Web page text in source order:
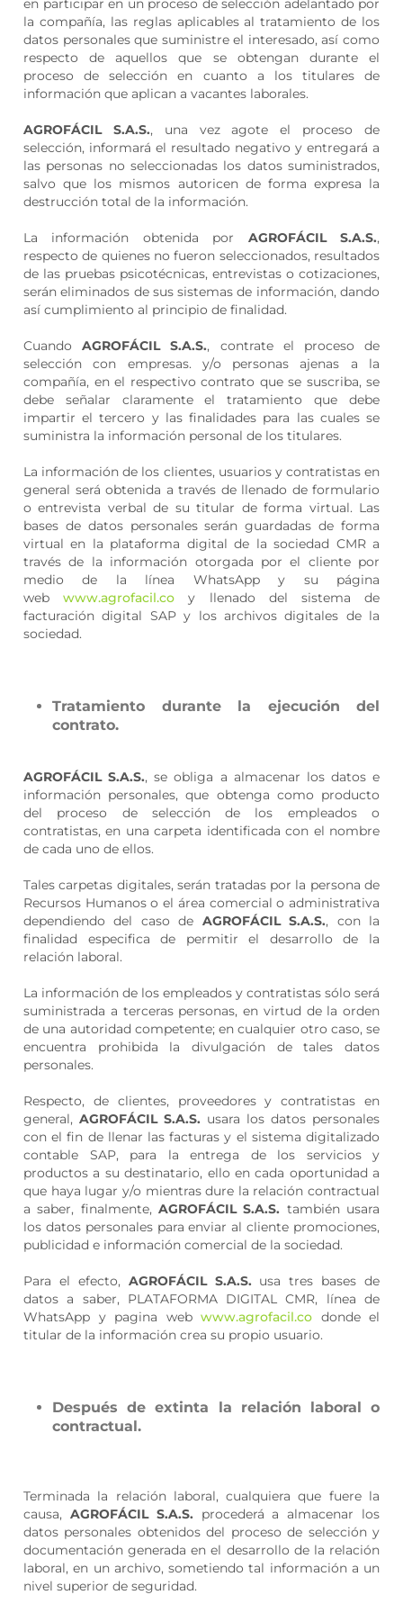
en participar en un proceso de selección adelantado por
la compañía, las reglas aplicables al tratamiento de los
datos personales que suministre el interesado, así como
respecto de aquellos que se obtengan durante el
proceso de selección en cuanto a los titulares de
información que aplican a vacantes laborales.
AGROFÁCIL S.A.S., una vez agote el proceso de
selección, informará el resultado negativo y entregará a
las personas no seleccionadas los datos suministrados,
salvo que los mismos autoricen de forma expresa la
destrucción total de la información.
La información obtenida por AGROFÁCIL S.A.S.,
respecto de quienes no fueron seleccionados, resultados
de las pruebas psicotécnicas, entrevistas o cotizaciones,
serán eliminados de sus sistemas de información, dando
así cumplimiento al principio de finalidad.
CuandoAGROFÁCIL S.A.S., contrate el proceso de
selección con empresas. y/o personas ajenas a la
compañía, en el respectivo contrato que se suscriba, se
debe señalar claramente el tratamiento que debe
impartir el tercero y las finalidades para las cuales se
suministra la información personal de los titulares.
La información de los clientes, usuarios y contratistas en
general será obtenida a través de llenado de formulario
o entrevista verbal de su titular de forma virtual. Las
bases de datos personales serán guardadas de forma
virtual en la plataforma digital de la sociedad CMR a
través de la información otorgada por el cliente por
medio de la línea WhatsApp y su página
webwww.agrofacil.co y llenado del sistema de
facturación digital SAP y los archivos digitales de la
sociedad.
Tratamiento durante la ejecución del
contrato.
AGROFÁCIL S.A.S., se obliga a almacenar los datos e
información personales, que obtenga como producto
del proceso de selección de los empleados o
contratistas, en una carpeta identificada con el nombre
de cada uno de ellos.
Tales carpetas digitales, serán tratadas por la persona de
Recursos Humanos o el área comercial o administrativa
dependiendo del caso de AGROFÁCIL S.A.S., con la
finalidad especifica de permitir el desarrollo de la
relación laboral.
La información de los empleados y contratistas sólo será
suministrada a terceras personas, en virtud de la orden
de una autoridad competente; en cualquier otro caso, se
encuentra prohibida la divulgación de tales datos
personales.
Respecto, de clientes, proveedores y contratistas en
general, AGROFÁCIL S.A.S. usara los datos personales
con el fin de llenar las facturas y el sistema digitalizado
contable SAP, para la entrega de los servicios y
productos a su destinatario, ello en cada oportunidad a
que haya lugar y/o mientras dure la relación contractual
a saber, finalmente, AGROFÁCIL S.A.S. también usara
los datos personales para enviar al cliente promociones,
publicidad e información comercial de la sociedad.
Para el efecto, AGROFÁCIL S.A.S. usa tres bases de
datos a saber, PLATAFORMA DIGITAL CMR, línea de
WhatsApp y pagina web www.agrofacil.co donde el
titular de la información crea su propio usuario.
Después de extinta la relación laboral o
contractual.
Terminada la relación laboral, cualquiera que fuere la
causa, AGROFÁCIL S.A.S. procederá a almacenar los
datos personales obtenidos del proceso de selección y
documentación generada en el desarrollo de la relación
laboral, en un archivo, sometiendo tal información a un
nivel superior de seguridad.